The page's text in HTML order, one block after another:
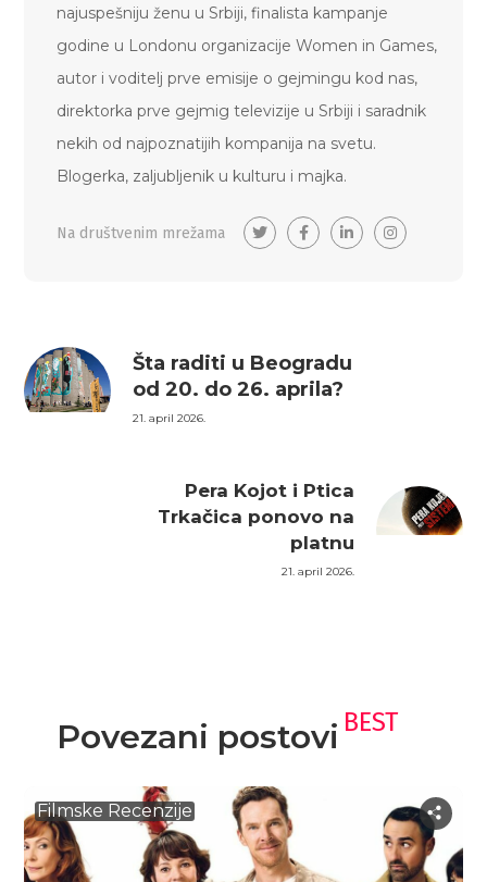
najuspešniju ženu u Srbiji, finalista kampanje
godine u Londonu organizacije Women in Games,
autor i voditelj prve emisije o gejmingu kod nas,
direktorka prve gejmig televizije u Srbiji i saradnik
nekih od najpoznatijih kompanija na svetu.
Blogerka, zaljubljenik u kulturu i majka.
Na društvenim mrežama
Šta raditi u Beogradu
od 20. do 26. aprila?
21. april 2026.
Pera Kojot i Ptica
Trkačica ponovo na
platnu
21. april 2026.
Povezani postovi BEST
Filmske Recenzije